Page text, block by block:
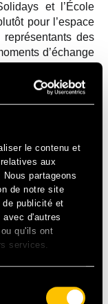
le contenu et
aux
partageons
de notre site
publicité et
d'autres
qu'ils ont
services.
et l’École
pour l’espace
des
d’échange
de pourquoi on